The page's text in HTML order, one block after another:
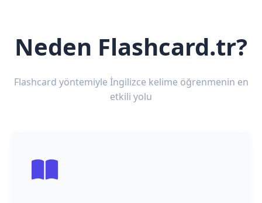
Neden Flashcard.tr?
Flashcard yöntemiyle İngilizce kelime öğrenmenin en
etkili yolu